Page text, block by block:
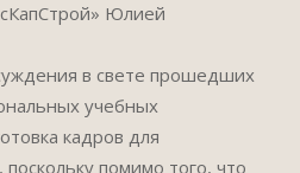
Юлией
в свете прошедших
учебных
кадров для
помимо того, что